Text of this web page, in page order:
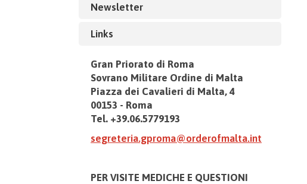
Newsletter
Links
Gran Priorato di Roma
Sovrano Militare Ordine di Malta
Piazza dei Cavalieri di Malta, 4
00153 - Roma
Tel. +39.06.5779193
segreteria.gproma@orderofmalta.int
PER VISITE MEDICHE E QUESTIONI